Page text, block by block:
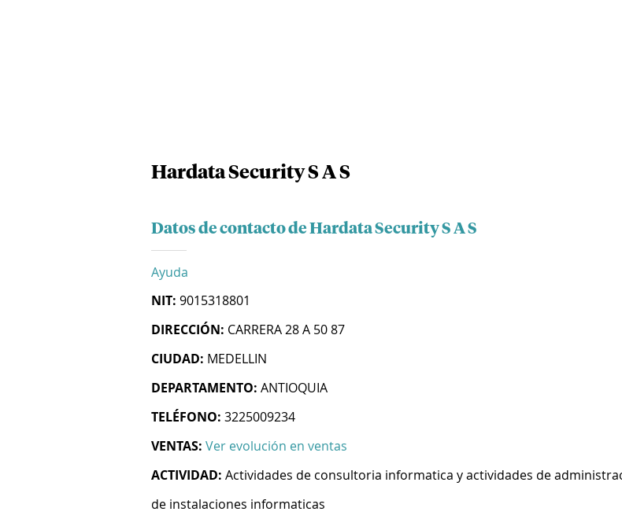
Hardata Security S A S
Datos de contacto de Hardata Security S A S
Ayuda
NIT: 9015318801
DIRECCIÓN: CARRERA 28 A 50 87
CIUDAD: MEDELLIN
DEPARTAMENTO: ANTIOQUIA
TELÉFONO: 3225009234
VENTAS: Ver evolución en ventas
ACTIVIDAD: Actividades de consultoria informatica y actividades de
de instalaciones informaticas